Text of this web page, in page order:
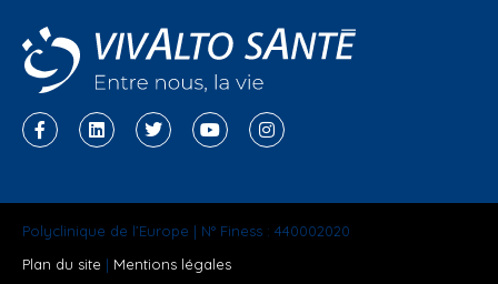
Polyclinique de l’Europe | N° Finess : 440002020
Plan du site | Mentions légales